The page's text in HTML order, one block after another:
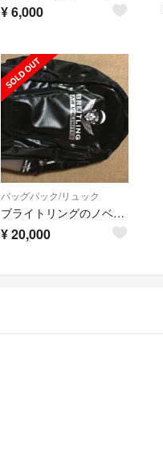
¥6,000
バッグパック/リュック
ブライトリングのノベルティリュック
¥20,000